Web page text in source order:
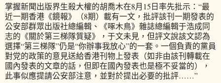
掌握新聞出版界生殺大權的胡喬木在8月15日率先批示：“最
近一期香港《鏡報》（8期）載有一文，批評該刊一期發表的
公安部群眾出版社總編輯、《啄木鳥》雜誌總編輯于浩成同
志的《關於第三梯隊質疑》，于文未見，但評文說該文認為
選擇“第三梯隊”仍是“你辦事我放心”的一套。一個負責的黨員
對党的政策的意見送給香港刊物上發表（如非由該刊轉載在
國內發表的文章的話，但即在國內發表也是極不妥當的），
此事似應提請公安部注意，並對於提出必要的批評……”